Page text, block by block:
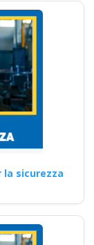
la sicurezza